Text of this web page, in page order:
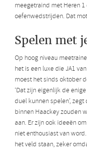
meegetraind met Heren
oefenwedstrijden. Dat
Spelen met
Op hoog niveau
het is een luxe die JA1
moest het sinds oktober
‘Dat zijn eigenlijk de
duel kunnen spelen’,
binnen Haackey zouden
aan. Er zijn ook ideeën
niet enthousiast van
het veld staan, zeker